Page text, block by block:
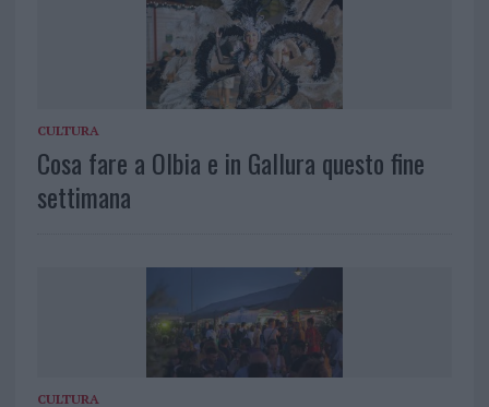
CULTURA
Cosa fare a Olbia e in Gallura questo fine
settimana
CULTURA